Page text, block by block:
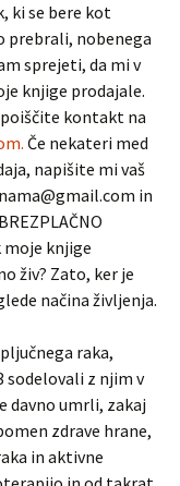
ki se bere kot
prebrali, nobenega
sprejeti, da mi v
knjige prodajale.
kontakt na
Če nekateri med
napišite mi vaš
in
moje knjige
živ? Zato, ker je
načina življenja.
raka,
sodelovali z njim v
davno umrli, zakaj
zdrave hrane,
in aktivne